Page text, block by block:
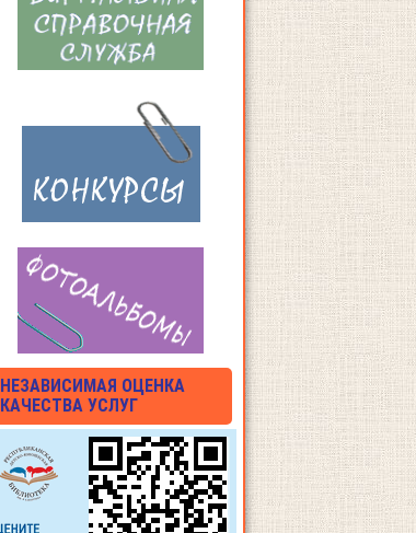
НЕЗАВИСИМАЯ ОЦЕНКА
КАЧЕСТВА УСЛУГ